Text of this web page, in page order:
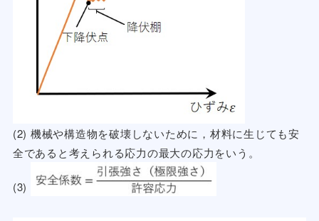
(2) 機械や構造物を破壊しないために，材料に生じても安
全であると考えられる応力の最大の応力をいう。
(3)